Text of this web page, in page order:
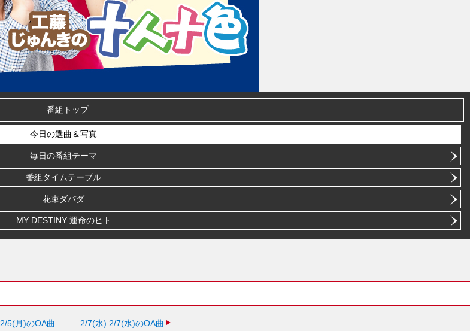
番組トップ
今日の選曲＆写真
毎日の番組テーマ
番組タイムテーブル
花束ダバダ
MY DESTINY 運命のヒト
2/5(月)のOA曲 2/7(水) 2/7(水)のOA曲